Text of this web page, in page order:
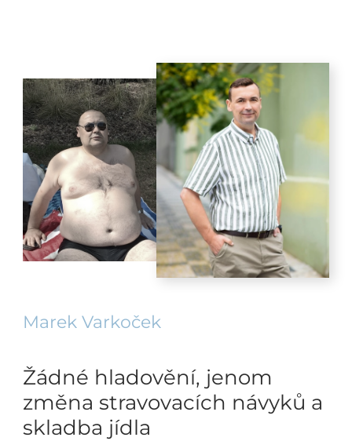
Marek Varkoček
Žádné hladovění, jenom
změna stravovacích návyků a
skladba jídla